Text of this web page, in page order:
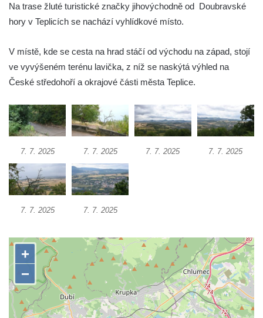
Vyhlídka u svatého Josefa v Zákupech
Ferdinandova vyhlídka u bývalého
čedičového lomu v Zákupech
Křížovém vrchu ve Frýdlantu
Rozhledna Čáp v Adršpašsko-teplických
skalách
Vyhlídka pod Doubravskou horou v
Teplicích
Vyhlídka Kaltenbergblick pod Weifbergem
Vyhlídka na vrchu Waitzdorfer Höhe u
Goßdorfu
Vyhlídka na vrchu Hankehübel u Goßdorfu
Rozhledna Maják u Strupčic
Na trase žluté turistické značky jihovýchodně od Doubravské
hory v Teplicích se nachází vyhlídkové místo.
V místě, kde se cesta na hrad stáčí od východu na západ, stojí
ve vyvýšeném terénu lavička, z níž se naskýtá výhled na
České středohoří a okrajové části města Teplice.
7. 7. 2025 7. 7. 2025 7. 7. 2025 7. 7. 2025
7. 7. 2025 7. 7. 2025